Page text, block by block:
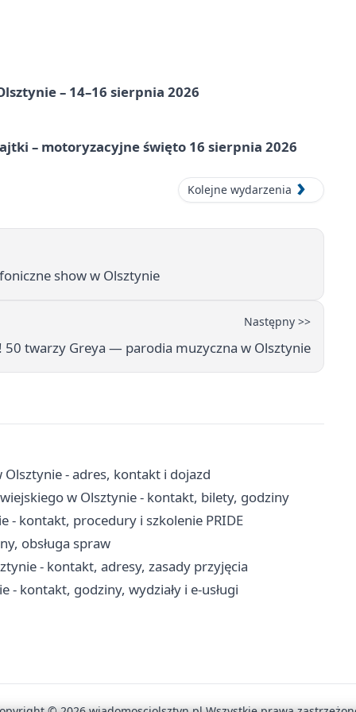
– 14–16 sierpnia 2026
– motoryzacyjne święto 16 sierpnia 2026
Kolejne wydarzenia
show w Olsztynie
Następny >>
50 twarzy Greya — parodia muzyczna w Olsztynie
- adres, kontakt i dojazd
w Olsztynie - kontakt, bilety, godziny
- kontakt, procedury i szkolenie PRIDE
obsługa spraw
- kontakt, adresy, zasady przyjęcia
kontakt, godziny, wydziały i e-usługi